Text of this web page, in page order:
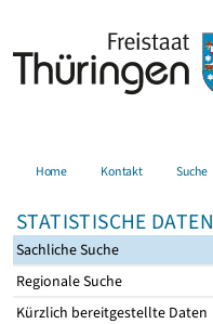
Home Kontakt Suche
STATISTISCHE DATEN
Sachliche Suche
Regionale Suche
Kürzlich bereitgestellte Daten